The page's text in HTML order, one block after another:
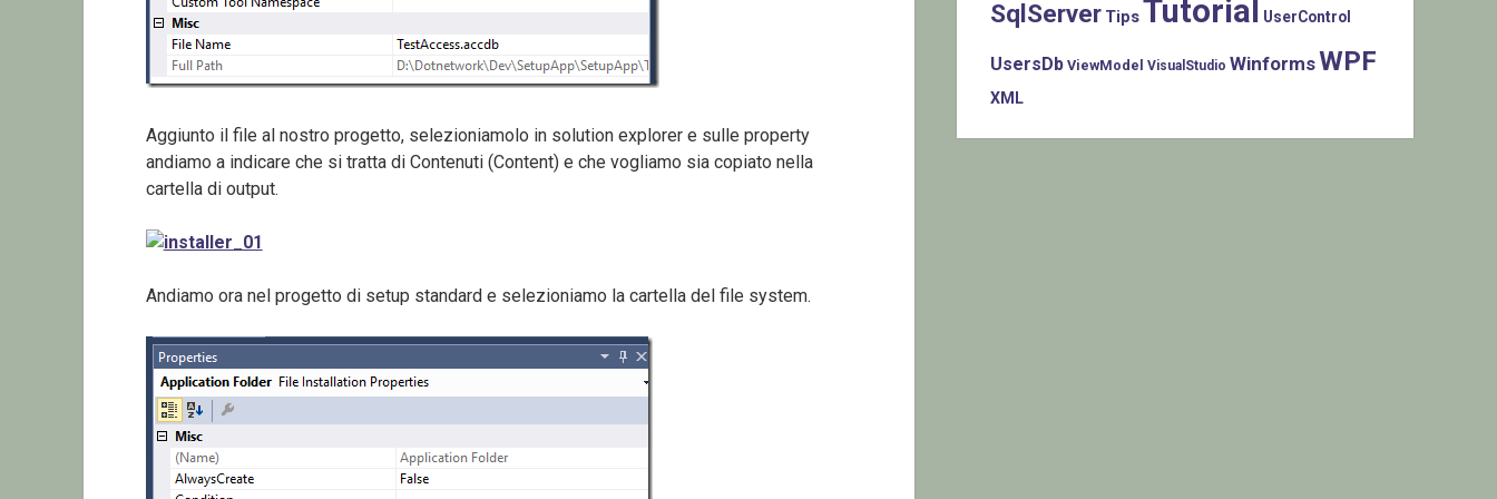
Aggiunto il file al nostro progetto, selezioniamolo in solution explorer e sulle property
andiamo a indicare che si tratta di Contenuti (Content) e che vogliamo sia copiato nella
cartella di output.
Andiamo ora nel progetto di setup standard e selezioniamo la cartella del file system.
SqlServer TipsTutorial UserControl
UsersDb ViewModel VisualStudio WinformsWPF
XML